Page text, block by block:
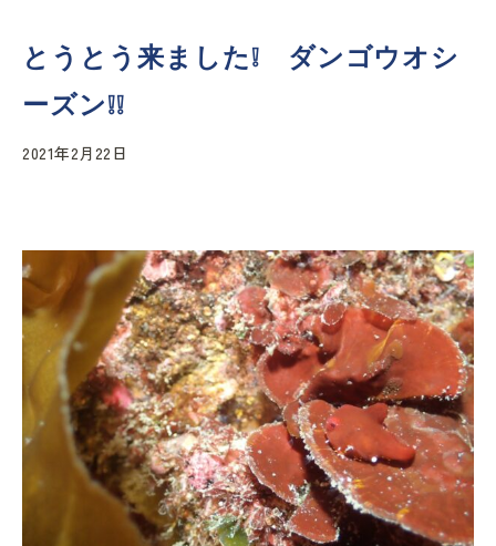
とうとう来ました❕ ダンゴウオシ
ーズン❕❕
2021年2月22日